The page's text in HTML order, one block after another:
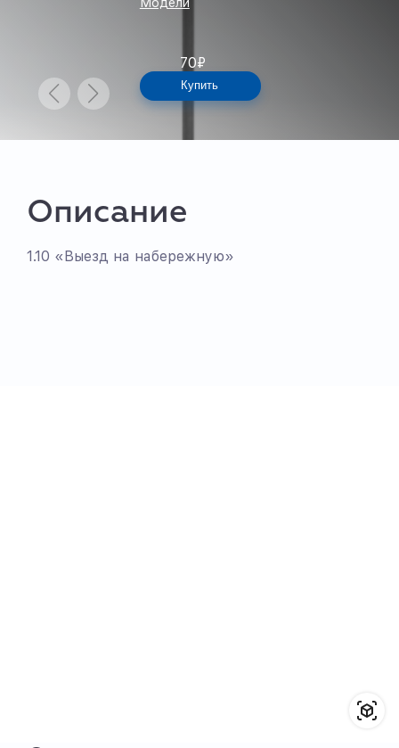
70₽
Купить
Описание
1.10 «Выезд на набережную»